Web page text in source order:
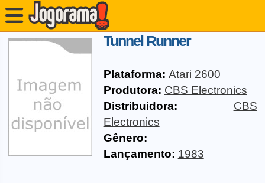
Tunnel Runner
Plataforma: Atari 2600
Produtora: CBS Electronics
Distribuidora:
CBS
Electronics
Gênero:
Lançamento: 1983